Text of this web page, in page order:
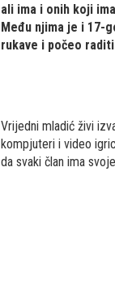
ali ima i onih koji
Među njima je i 17-
rukave i počeo
Vrijedni mladić živi
kompjuteri i video
da svaki član ima